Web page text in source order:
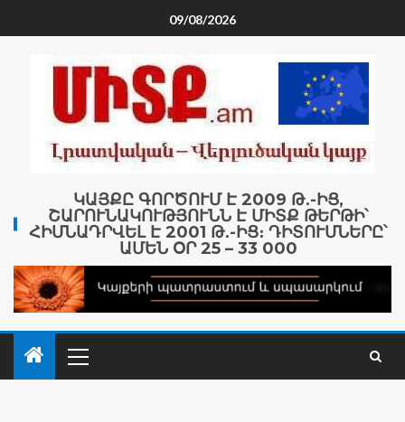
09/08/2026
ԿԱՅՔԸ ԳՈՐԾՈՒՄ Է 2009 Թ․-ԻՑ,
ՇԱՐՈՒՆԱԿՈՒԹՅՈՒՆՆ Է ՄԻՏՔ ԹԵՐԹԻ՝
ՀԻՄՆԱԴՐՎԵԼ Է 2001 Թ․-ԻՑ։ ԴԻՏՈՒՄՆԵՐԸ՝
ԱՄԵՆ ՕՐ 25 – 33 000